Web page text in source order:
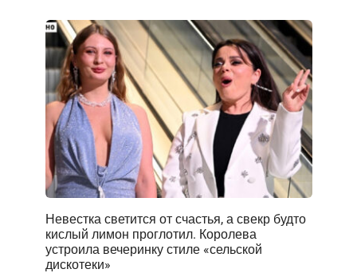
Невестка светится от счастья, а свекр будто
кислый лимон проглотил. Королева
устроила вечеринку стиле «сельской
дискотеки»